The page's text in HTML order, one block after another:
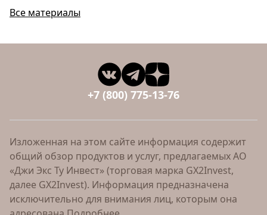
Все материалы
+7 (800) 775-13-76
Изложенная на этом сайте информация содержит
общий обзор продуктов и услуг, предлагаемых АО
«Джи Экс Ту Инвест» (торговая марка GX2Invest,
далее GX2Invest). Информация предназначена
исключительно для внимания лиц, которым она